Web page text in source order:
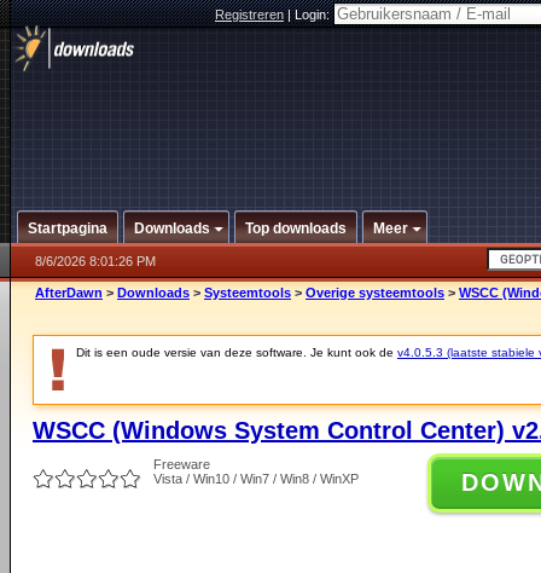
Registreren|Login:
Startpagina Downloads Top downloads Meer
8/6/2026 8:01:26 PM
AfterDawn > Downloads > Systeemtools > Overige systeemtools > WSCC
Dit is een oude versie van deze software. Je kunt ook de v4.0.5.3 (laatste stabiele
WSCC (Windows System Control Center)
Freeware
Vista / Win10 / Win7 / Win8 / WinXP